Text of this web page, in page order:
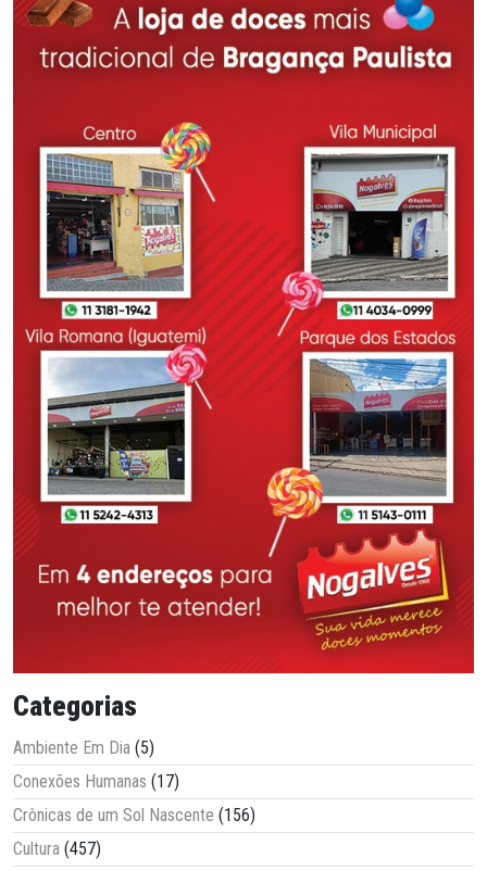
Categorias
Ambiente Em Dia (5)
Conexões Humanas (17)
Crônicas de um Sol Nascente (156)
Cultura (457)